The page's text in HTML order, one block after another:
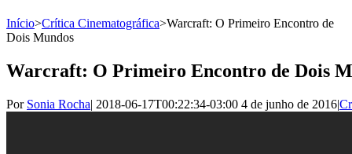
Início>Crítica Cinematográfica>Warcraft: O Primeiro Encontro de
Dois Mundos
Warcraft: O Primeiro Encontro de Dois
Por Sonia Rocha| 2018-06-17T00:22:34-03:00 4 de junho de 2016|